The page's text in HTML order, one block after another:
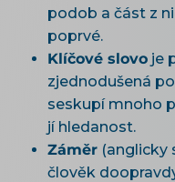
podob a část z
poprvé.
Klíčové slovo je
zjednodušená
seskupí mnoho
jí hledanost.
Záměr (anglicky
člověk